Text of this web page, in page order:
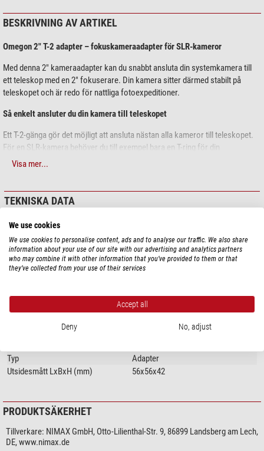
BESKRIVNING AV ARTIKEL
Omegon 2" T-2 adapter – fokuskameraadapter för SLR-kameror
Med denna 2" kameraadapter kan du snabbt ansluta din systemkamera till
ett teleskop med en 2" fokuserare. Din kamera sitter därmed stabilt på
teleskopet och är redo för nattliga fotoexpeditioner.
Så enkelt ansluter du din kamera till teleskopet
Ett T-2-gänga gör det möjligt att ansluta nästan alla kameror till teleskopet.
För en SLR-kamera behöver du till exempel bara en T-ring för din
kameramodell – så enkelt är det. På teleskopsidan har adaptern en 2-tums
tums adaptrar avsevärt.
Omegon 2"-kameraadaptern är extremt platt. Ljusvägen förlängs endast
med 3 mm. Det är bra för fokusläget, eftersom det knappt förändras. Även
fokuserare med korta justeringsvägar kan i regel användas utmärkt.
T-2 fokusaladapter med 2" diameter
På tillbehörssidan T-2 utvändig gänga
Svart anodiserad
Filtergänga för 2" filter
Visa mer...
TEKNISKA DATA
Prestanda
Adapter (på teleskopsidan)
2"
Adapter (på kamerasidan)
T2
Optisk bygglängd (mm)
3
ja
Typ
Adapter
Utsidesmått LxBxH (mm)
56x56x42
PRODUKTSÄKERHET
Tillverkare: NIMAX GmbH, Otto-Lilienthal-Str. 9, 86899 Landsberg am Lech,
DE, www.nimax.de
We use cookies
We use cookies to personalise content, ads and to analyse our traffic. We also share
information about your use of our site with our advertising and analytics partners
who may combine it with other information that you’ve provided to them or that
they’ve collected from your use of their services
Accept all
Deny No, adjust